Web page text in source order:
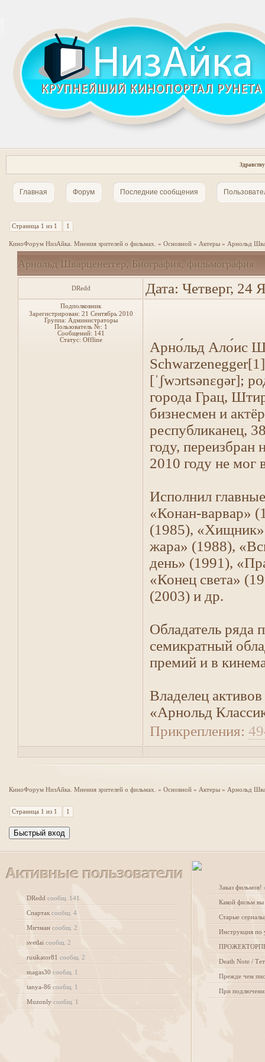
Главная Форум Последние сообщения
Страница 1 из 1 1
КиноФорум НизАйка. Мнения зрителей о фильмах. » Основной » Актеры » Арнольд
Арнольд Шварценеггер, Биография, фильмография
DRedd Дата: Четверг,
Подполковник
Зарегистрирован: 21 Сентябрь 2010
Группа: Администраторы
Пользователь №: 1
Сообщений: 141
Статус: Offline
Арно́льд Ало́ис
Schwarzenegger[1]
[ˈʃwɔrtsənɛɡər];
города Грац,
бизнесмен и
республиканец,
году, переизбран
2010 году не мог
Исполнил
«Конан-варвар»
(1985), «Хищник»
жара» (1988),
день» (1991),
«Конец света»
(2003) и др.
Обладатель ряда
семикратный
премий и в
Владелец
«Арнольд
Прикрепления:
КиноФорум НизАйка. Мнения зрителей о фильмах. » Основной » Актеры » Арнольд
Страница 1 из 1 1
DRedd сообщ. 141
Спартак сообщ. 4
Мичман сообщ. 2
svetlai сообщ. 2
rusikator81 сообщ. 2
magas30 сообщ. 1
tanya-86 сообщ. 1
Muzonly сообщ. 1
Заказ фильмов!
Какой фильм
Инструкция по
Death Note /